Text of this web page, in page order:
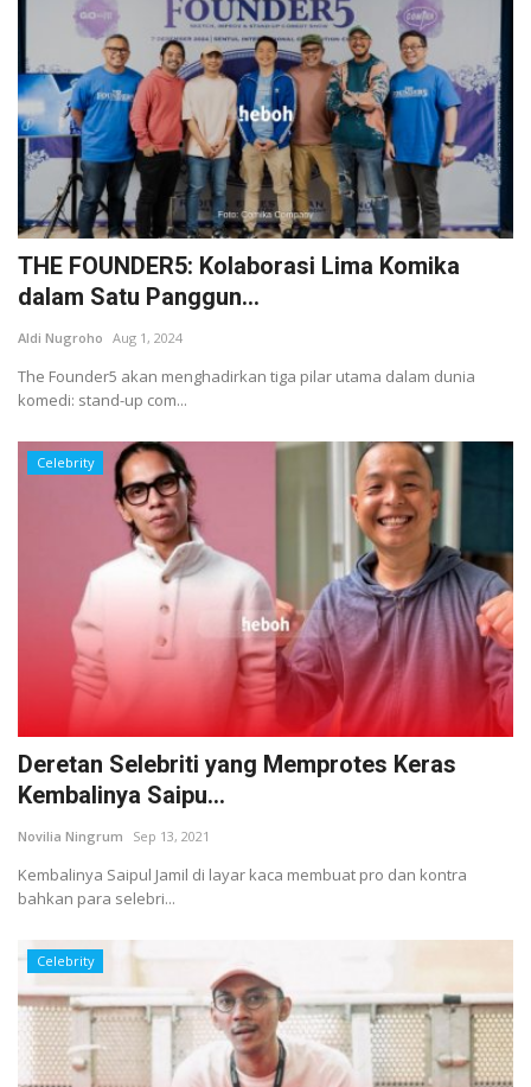
THE FOUNDER5: Kolaborasi Lima Komika
dalam Satu Panggun...
Aldi Nugroho Aug 1, 2024
The Founder5 akan menghadirkan tiga pilar utama dalam dunia
komedi: stand-up com...
Celebrity
Deretan Selebriti yang Memprotes Keras
Kembalinya Saipu...
Novilia Ningrum Sep 13, 2021
Kembalinya Saipul Jamil di layar kaca membuat pro dan kontra
bahkan para selebri...
Celebrity